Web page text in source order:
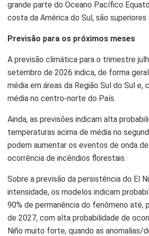
grande parte do Oceano Pacífico
costa da América do Sul, são superiores
Previsão para os próximos meses
A previsão climática para o trimestre
setembro de 2026 indica, de forma
média em áreas da Região Sul do Sul e,
média no centro-norte do País.
Ainda, as previsões indicam alta
temperaturas acima de média no
podem aumentar os eventos de onda
ocorrência de incêndios florestais.
Sobre a previsão da persistência do El
intensidade, os modelos indicam
90% de permanência do fenômeno até,
de 2027, com alta probabilidade de
Niño muito forte, quando as anomalias/